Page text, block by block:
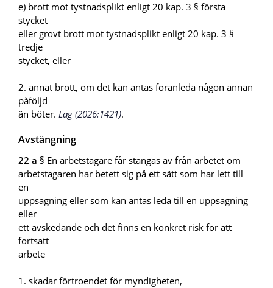
e) brott mot tystnadsplikt enligt 20 kap. 3 § första
stycket
eller grovt brott mot tystnadsplikt enligt 20 kap. 3 §
tredje
stycket, eller
2. annat brott, om det kan antas föranleda någon annan
påföljd
än böter. Lag (2026:1421).
Avstängning
22 a § En arbetstagare får stängas av från arbetet om
arbetstagaren har betett sig på ett sätt som har lett till
en
uppsägning eller som kan antas leda till en uppsägning
eller
ett avskedande och det finns en konkret risk för att
fortsatt
arbete
1. skadar förtroendet för myndigheten,